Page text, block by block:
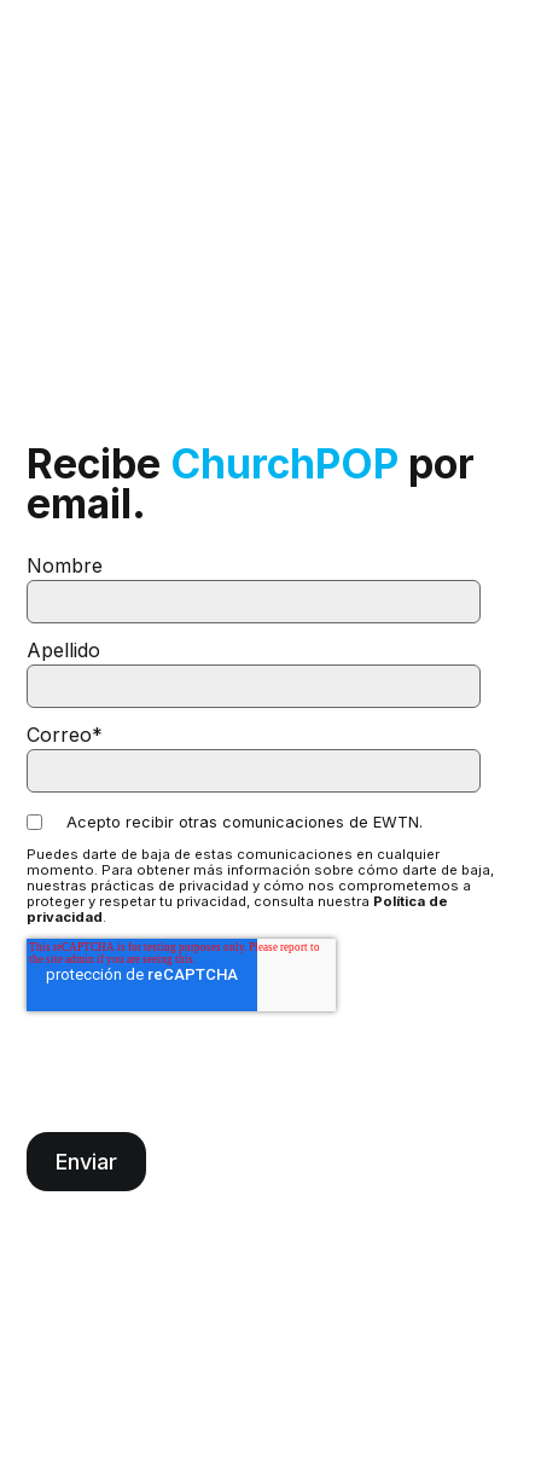
Recibe ChurchPOP por
email.
Nombre
Apellido
Correo*
Acepto recibir otras comunicaciones de EWTN.
Puedes darte de baja de estas comunicaciones en cualquier
momento. Para obtener más información sobre cómo darte de baja,
nuestras prácticas de privacidad y cómo nos comprometemos a
proteger y respetar tu privacidad, consulta nuestra Política de
privacidad.